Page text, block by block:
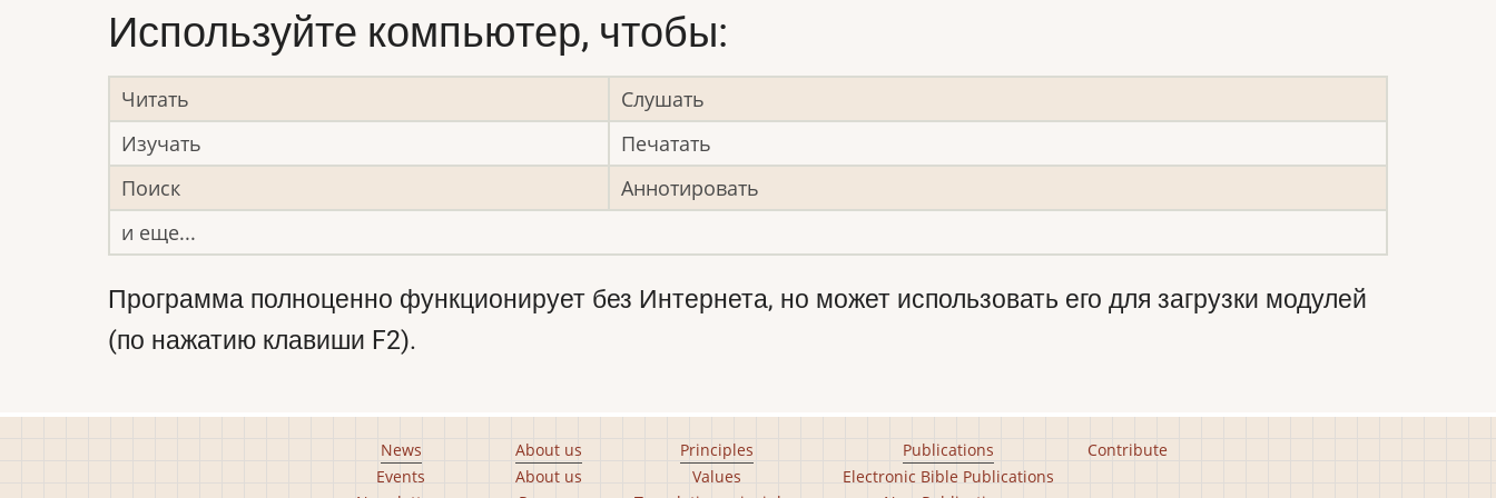
Используйте компьютер, чтобы:
Читать
Слушать
Изучать
Печатать
Поиск
Аннотировать
и еще...
Программа полноценно функционирует без Интернета, но может использовать его для загрузки модулей
(по нажатию клавиши F2).
News
Events
About us
About us
Principles
Values
Publications
Electronic Bible Publications
Contribute